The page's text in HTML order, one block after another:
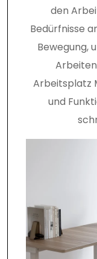
den
Bedürfnisse
Bewegung,
Arbeitsplatz
und